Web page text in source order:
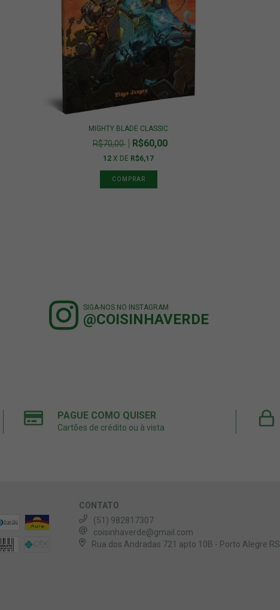
MIGHTY BLADE CLASSIC
R$70,00 R$60,00
12 X DE R$6,17
SIGA-NOS NO INSTAGRAM
@COISINHAVERDE
PAGUE COMO QUISER
Cartões de crédito ou à vista
CONTATO
(51) 982817307
coisinhaverde@gmail.com
Rua dos Andradas 721 apto 10B - Porto Alegre RS